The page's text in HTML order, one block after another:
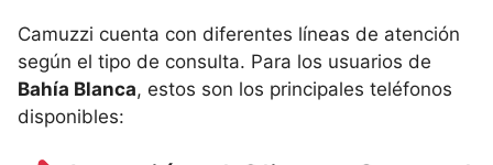
Camuzzi cuenta con diferentes líneas de atención
según el tipo de consulta. Para los usuarios de
Bahía Blanca, estos son los principales teléfonos
disponibles: